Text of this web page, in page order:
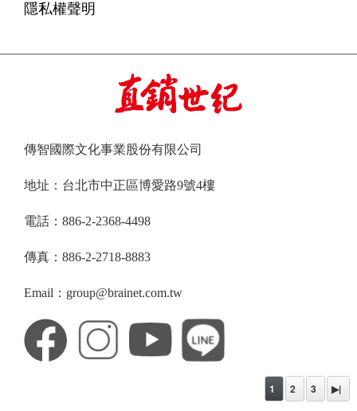
隱私權聲明
傳智國際文化事業股份有限公司
地址：台北市中正區博愛路9號4樓
電話：886-2-2368-4498
傳真：886-2-2718-8883
Email：group@brainet.com.tw
1 2 3 ▶|